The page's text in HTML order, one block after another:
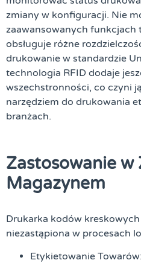
zmiany w konfiguracji. Nie
zaawansowanych funkcjach
obsługuje różne
drukowanie w standardzie
technologia RFID dodaje
wszechstronności, co czyni
narzędziem do drukowania
branżach.
Zastosowanie w
Magazynem
Drukarka kodów
niezastąpiona w procesach
Etykietowanie Towarów: